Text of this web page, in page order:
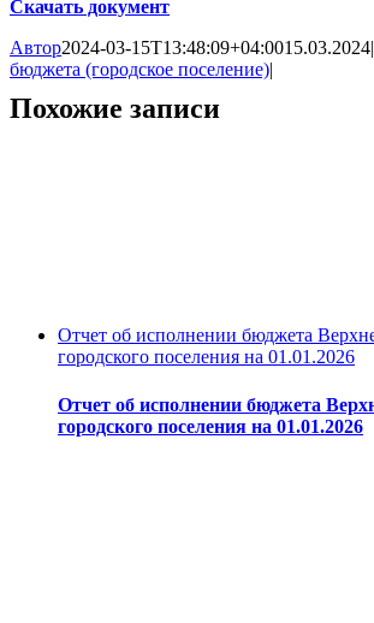
Скачать документ
Автор2024-03-15T13:48:09+04:0015.03.2024|
бюджета (городское поселение)|
Похожие записи
Отчет об исполнении бюджета
городского поселения на 01.01.2026
Отчет об исполнении бюджета
городского поселения на 01.01.2026